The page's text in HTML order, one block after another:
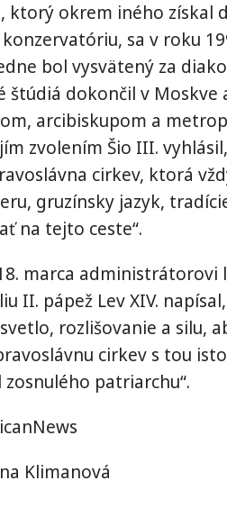
ktorý okrem iného získal
sa v roku
bol vysvätený za
štúdiá dokončil v Moskve
arcibiskupom a
zvolením Šio III.
cirkev, ktorá
gruzínsky jazyk,
na tejto ceste“.
marca administrátorovi
II. pápež Lev XIV.
rozlišovanie a silu,
cirkev s tou
patriarchu“.
Klimanová